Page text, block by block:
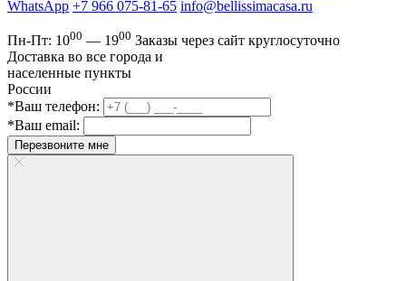
WhatsApp +7 966 075-81-65 info@bellissimacasa.ru
Пн-Пт: 1000 — 1900 Заказы через сайт круглосуточно
Доставка во все города и
населенные пункты
России
*Ваш телефон:
*Ваш email:
Перезвоните мне